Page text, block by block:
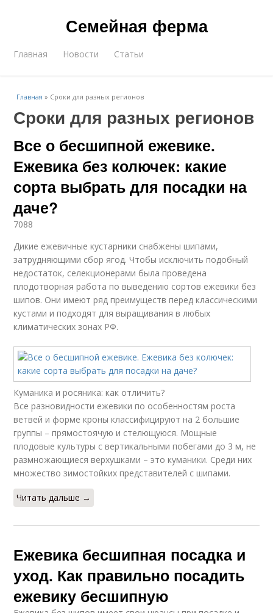
Семейная ферма
Главная Новости Статьи
Главная » Сроки для разных регионов
Сроки для разных регионов
Все о бесшипной ежевике.
Ежевика без колючек: какие
сорта выбрать для посадки на
даче?
7088
Дикие ежевичные кустарники снабжены шипами,
затрудняющими сбор ягод. Чтобы исключить подобный
недостаток, селекционерами была проведена
плодотворная работа по выведению сортов ежевики без
шипов. Они имеют ряд преимуществ перед классическими
кустами и подходят для выращивания в любых
климатических зонах РФ.
Куманика и росяника: как отличить?
Все разновидности ежевики по особенностям роста
ветвей и форме кроны классифицируют на 2 большие
группы – прямостоячую и стелющуюся. Мощные
плодовые культуры с вертикальными побегами до 3 м, не
размножающиеся верхушками – это куманики. Среди них
множество зимостойких представителей с шипами.
Читать дальше →
Ежевика бесшипная посадка и
уход. Как правильно посадить
ежевику бесшипную